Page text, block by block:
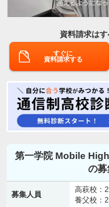
資料請求はす
すぐに
資料請求する
第一学院 Mobile
の募
募集人員
高萩校：
養父校：